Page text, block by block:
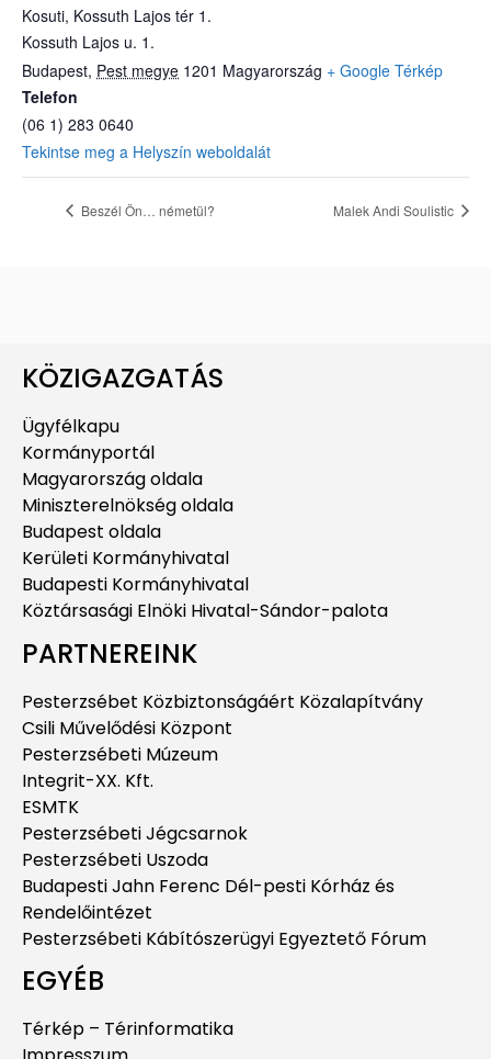
Kosuti, Kossuth Lajos tér 1.
Kossuth Lajos u. 1.
Budapest, Pest megye 1201 Magyarország + Google Térkép
Telefon
(06 1) 283 0640
Tekintse meg a Helyszín weboldalát
Beszél Ön… németül? Malek Andi Soulistic
KÖZIGAZGATÁS
Ügyfélkapu
Kormányportál
Magyarország oldala
Miniszterelnökség oldala
Budapest oldala
Kerületi Kormányhivatal
Budapesti Kormányhivatal
Köztársasági Elnöki Hivatal-Sándor-palota
PARTNEREINK
Pesterzsébet Közbiztonságáért Közalapítvány
Csili Művelődési Központ
Pesterzsébeti Múzeum
Integrit-XX. Kft.
ESMTK
Pesterzsébeti Jégcsarnok
Pesterzsébeti Uszoda
Budapesti Jahn Ferenc Dél-pesti Kórház és
Rendelőintézet
Pesterzsébeti Kábítószerügyi Egyeztető Fórum
EGYÉB
Térkép – Térinformatika